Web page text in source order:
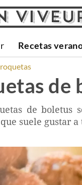
Recetas
de
de
suele gustar